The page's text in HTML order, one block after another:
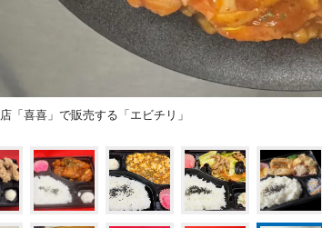
「喜喜」で販売する「エビチリ」